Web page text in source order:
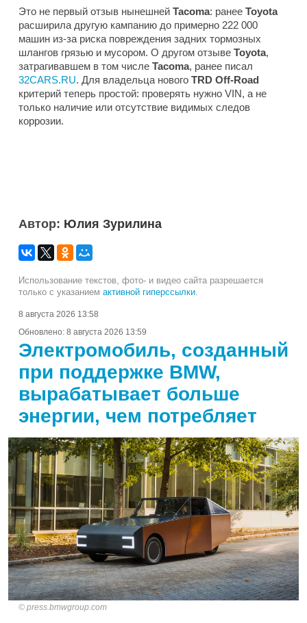
Это не первый отзыв нынешней Tacoma: ранее Toyota
расширила другую кампанию до примерно 222 000
машин из-за риска повреждения задних тормозных
шлангов грязью и мусором. О другом отзыве Toyota,
затрагивавшем в том числе Tacoma, ранее писал
32CARS.RU. Для владельца нового TRD Off-Road
критерий теперь простой: проверять нужно VIN, а не
только наличие или отсутствие видимых следов
коррозии.
Автор: Юлия Зурилина
Использование текстов, фото- и видео сайта разрешается
только с указанием активной гиперссылки
8 августа 2026 13:58
Обновлено: 8 августа 2026 13:59
Электромобиль, созданный
при поддержке BMW,
вырабатывает больше
энергии, чем потребляет
press.bmwgroup.com